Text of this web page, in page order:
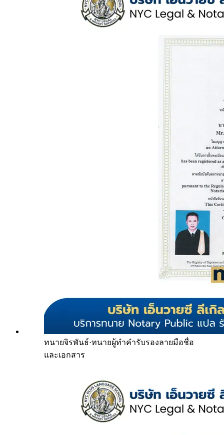
ทนายจิรพันธ์·ทนายผู้ทำคำรับรองลายมือชื่อ
และเอกสาร